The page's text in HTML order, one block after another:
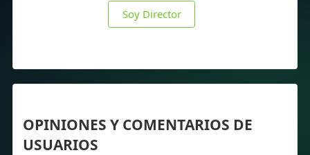
Soy Director
OPINIONES Y COMENTARIOS DE
USUARIOS